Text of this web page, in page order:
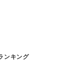
ンキング